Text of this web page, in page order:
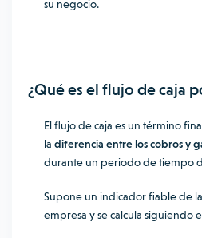
su negocio.
¿Qué es el flujo de caja
El flujo de caja es un término
la diferencia entre los cobros y
durante un periodo de tiempo
Supone un indicador fiable de
empresa y se calcula siguiendo